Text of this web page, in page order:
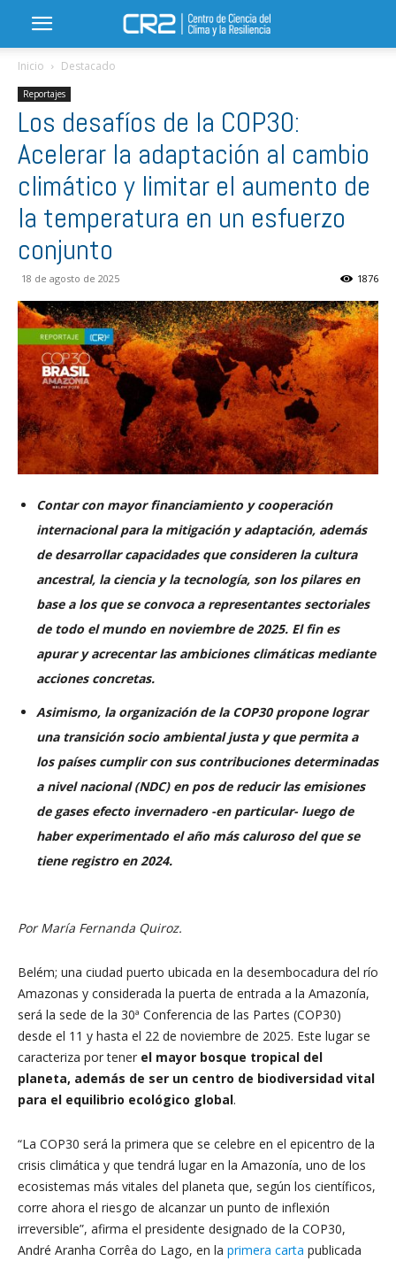
Inicio Destacado
Reportajes
Los desafíos de la COP30:
Acelerar la adaptación al cambio
climático y limitar el aumento de
la temperatura en un esfuerzo
conjunto
18 de agosto de 2025 1876
Contar con mayor financiamiento y cooperación
internacional para la mitigación y adaptación, además
de desarrollar capacidades que consideren la cultura
ancestral, la ciencia y la tecnología, son los pilares en
base a los que se convoca a representantes sectoriales
de todo el mundo en noviembre de 2025. El fin es
apurar y acrecentar las ambiciones climáticas mediante
acciones concretas.
Asimismo, la organización de la COP30 propone lograr
una transición socio ambiental justa y que permita a
los países cumplir con sus contribuciones determinadas
a nivel nacional (NDC) en pos de reducir las emisiones
de gases efecto invernadero -en particular- luego de
haber experimentado el año más caluroso del que se
tiene registro en 2024.
Por María Fernanda Quiroz.
Belém; una ciudad puerto ubicada en la desembocadura del río
Amazonas y considerada la puerta de entrada a la Amazonía,
será la sede de la 30ª Conferencia de las Partes (COP30)
desde el 11 y hasta el 22 de noviembre de 2025. Este lugar se
caracteriza por tener el mayor bosque tropical del
planeta, además de ser un centro de biodiversidad vital
para el equilibrio ecológico global.
“La COP30 será la primera que se celebre en el epicentro de la
crisis climática y que tendrá lugar en la Amazonía, uno de los
ecosistemas más vitales del planeta que, según los científicos,
corre ahora el riesgo de alcanzar un punto de inflexión
irreversible”, afirma el presidente designado de la COP30,
André Aranha Corrêa do Lago, en la primera carta publicada